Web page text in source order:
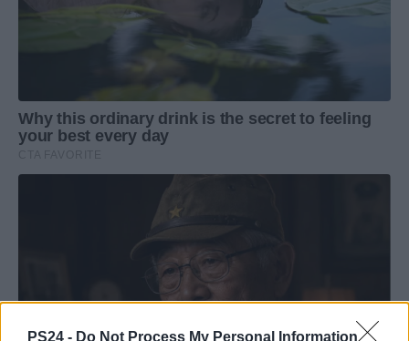
PS24 - Do Not Process My Personal Information